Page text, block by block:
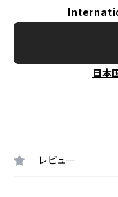
日本
レビュー